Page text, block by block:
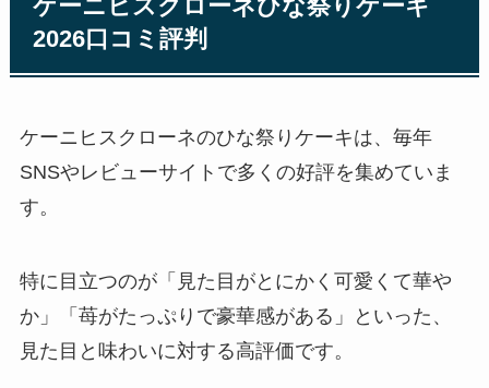
ケーニヒスクローネひな祭りケーキ
2026口コミ評判
ケーニヒスクローネのひな祭りケーキは、毎年
SNSやレビューサイトで多くの好評を集めていま
す。
特に目立つのが「見た目がとにかく可愛くて華や
か」「苺がたっぷりで豪華感がある」といった、
見た目と味わいに対する高評価です。